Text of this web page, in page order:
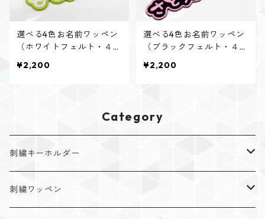
選べる4色お名前ワッペン
（ホワイトフェルト・４個
¥2,200
選べる4色お名前ワッペン
（ブラックフェルト・４個
¥2,200
Category
刺繍キーホルダー
アレルギー
刺繍ワッペン